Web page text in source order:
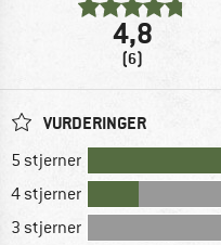
4,8
(6)
VURDERINGER
5 stjerner
4 stjerner
3 stjerner